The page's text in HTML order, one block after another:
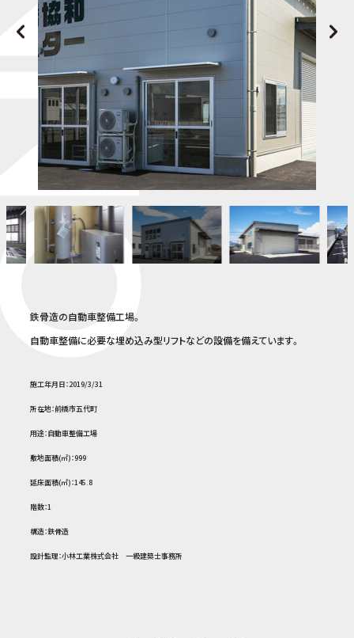
お問い合わせ
会社概要
プライバシーポリシー
鉄骨造の自動車整備工場。
自動車整備に必要な埋め込み型リフトなどの設備を備えています。
施工年月日：2019/3/31
所在地：前橋市五代町
用途：自動車整備工場
敷地面積(㎡)：999
延床面積(㎡)：145.8
階数：1
構造：鉄骨造
設計監理：小林工業株式会社 一級建築士事務所